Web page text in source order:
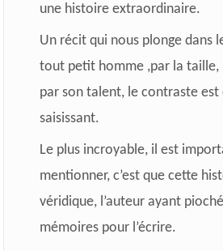
une histoire extraordinaire.
Un récit qui nous plonge dans
tout petit homme ,par la taille,
par son talent, le contraste est
saisissant.
Le plus incroyable, il est
mentionner, c’est que cette
véridique, l’auteur ayant
mémoires pour l’écrire.